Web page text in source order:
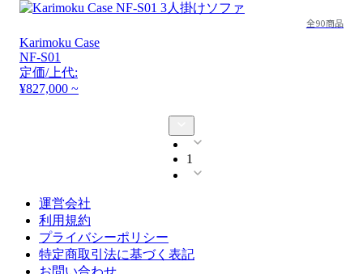
全90商品
Karimoku Case
NF-S01
定価/上代:
¥827,000 ~
1
運営会社
利用規約
プライバシーポリシー
特定商取引法に基づく表記
お問い合わせ